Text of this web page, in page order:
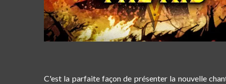
C'est la parfaite façon de présenter la nouvelle